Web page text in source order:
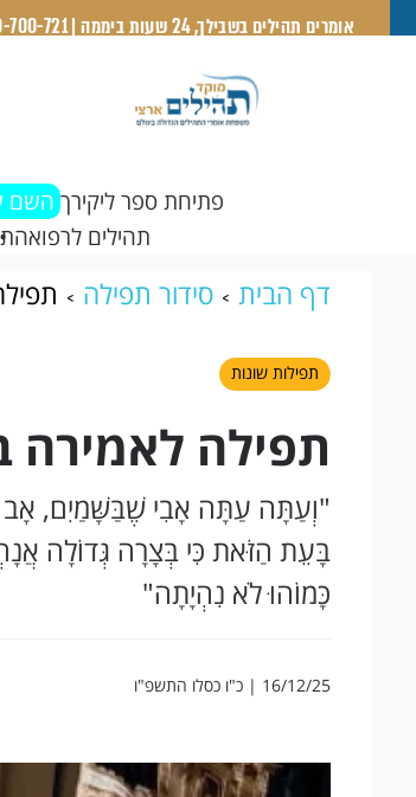
אומרים תהילים בשבילך, 24 שעות ביממה | 1-700-700-721
פתיחת ספר ליקירך השם
תהילים לרפואה
דף הבית סידור תפילה
תפילות שונות
תפילה לאמירה
"וְעַתָּה עַתָּה אָבִי שֶׁבַּשָּׁמַיִם,
בָּעֵת הַזֹּאת כִּי בְּצָרָה גְּדוֹלָה
כָּמוֹהוּ לֹא נִהְיָתָה"
16/12/25 | כ"ו כסלו התשפ"ו